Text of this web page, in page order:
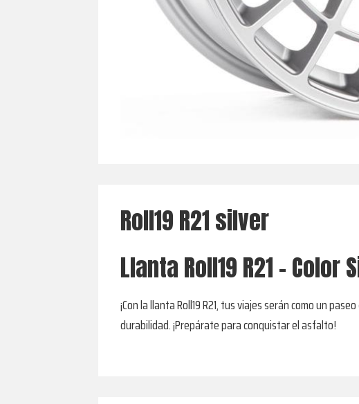
Roll19 R21 silver
Llanta Roll19 R21 - Color
¡Con la llanta Roll19 R21, tus viajes serán como un
durabilidad. ¡Prepárate para conquistar el asfalto!